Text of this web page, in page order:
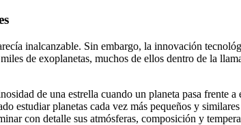
inalcanzable. Sin embargo, la innovación
de exoplanetas, muchos de ellos dentro de la
de una estrella cuando un planeta pasa
planetas cada vez más pequeños y
con detalle sus atmósferas, composición y